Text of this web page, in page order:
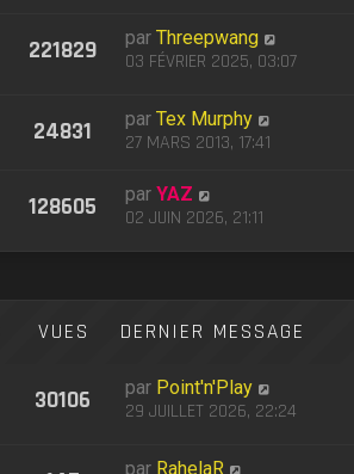
221829 parThreepwang
03 FÉVRIER 2025, 03:07
24831 parTex Murphy
27 MARS 2013, 17:41
128605 parYAZ
02 JUIN 2026, 21:11
VUES DERNIER MESSAGE
30106 par Point'n'Play
29 JUILLET 2026, 22:24
par RahelaR